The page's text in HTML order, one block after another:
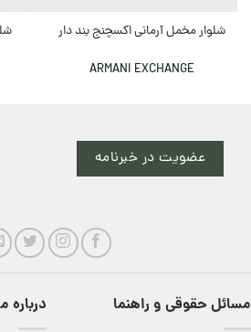
شلوار مخمل آرمانی اکسچنج بند دار
ARMANI EXCHANGE
عضویت در خبرنامه
مسائل حقوقی و راهنما درباره